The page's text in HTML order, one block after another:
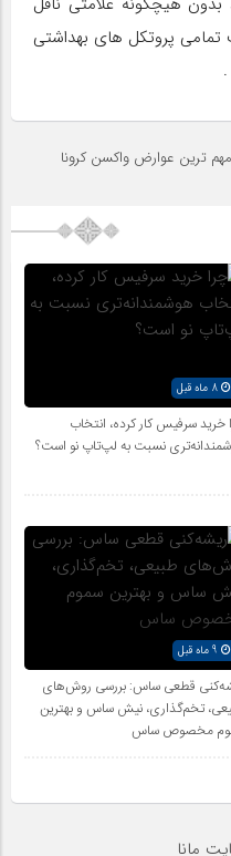
تمامی پروتکل های بهداشتی
مهم ترین عوارض واکسن کرونا
خرید سرفیس کار کرده، انتخاب
نسبت به لپ‌تاپ نو است؟
قطعی ساس: بررسی روش‌های
تخم‌گذاری، نیش ساس و بهترین
مخصوص ساس